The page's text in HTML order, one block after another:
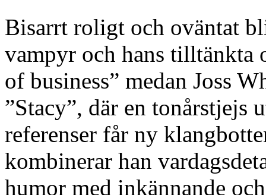
Bisarrt roligt och oväntat
vampyr och hans
of business” medan Joss
”Stacy”, där en tonårstjejs
referenser får ny
kombinerar han
humor med inkännande